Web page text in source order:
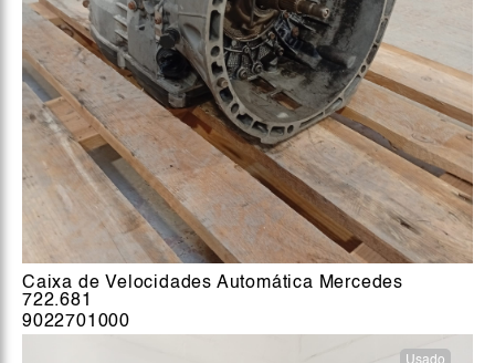
Caixa de Velocidades Automática Mercedes
722.681
9022701000